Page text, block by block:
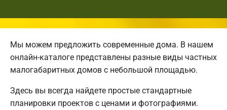
Мы можем предложить современные дома. В нашем
онлайн-каталоге представлены разные виды частных
малогабаритных домов с небольшой площадью.
Здесь вы всегда найдете простые стандартные
планировки проектов с ценами и фотографиями.